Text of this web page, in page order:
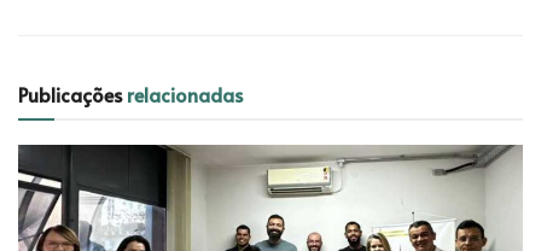
Publicaçõesrelacionadas